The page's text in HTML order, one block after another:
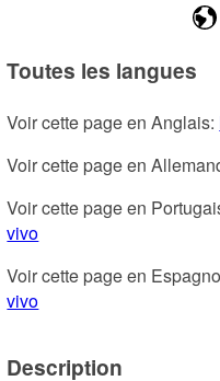
Toutes les langues
Voir cette page en Anglais:
Voir cette page en
Voir cette page en
vivo
Voir cette page en
vivo
Description